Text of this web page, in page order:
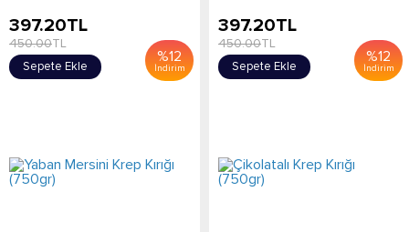
%12
İndirim
397.20TL
450.00TL
Sepete Ekle
%12
İndirim
397.20TL
450.00TL
Sepete Ekle